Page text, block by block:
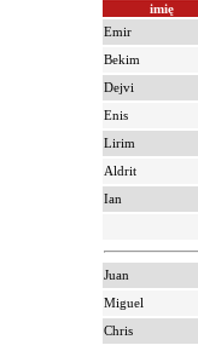
imię
Emir
Bekim
Dejvi
Enis
Lirim
Aldrit
Ian
Juan
Miguel
Chris